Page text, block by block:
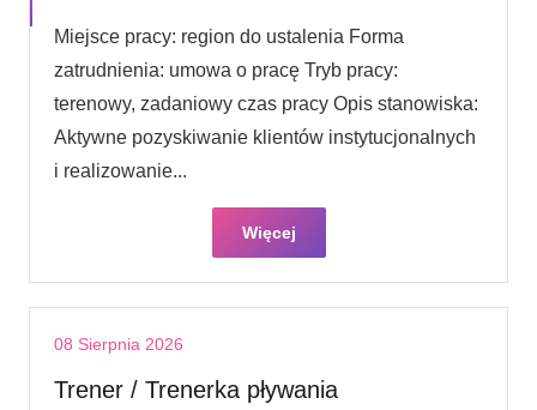
Miejsce pracy: region do ustalenia Forma
zatrudnienia: umowa o pracę Tryb pracy:
terenowy, zadaniowy czas pracy Opis stanowiska:
Aktywne pozyskiwanie klientów instytucjonalnych
i realizowanie...
Więcej
08 Sierpnia 2026
Trener / Trenerka pływania